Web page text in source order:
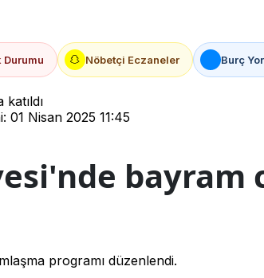
Durumu Nöbetçi Eczaneler Burç
01 Nisan 2025 11:45
bayram
programı düzenlendi.